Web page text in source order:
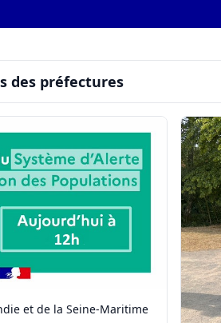
des préfectures
et de la Seine-Maritime